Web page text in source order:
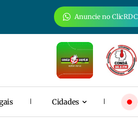
Anuncie no ClicRDC
Cidades